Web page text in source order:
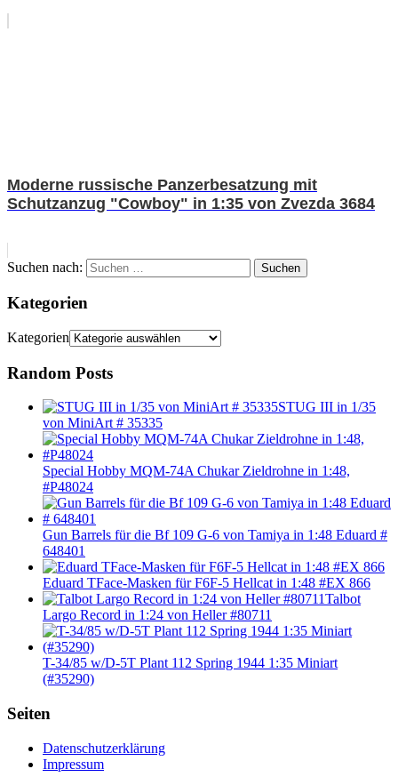
Moderne russische Panzerbesatzung mit
Schutzanzug "Cowboy" in 1:35 von Zvezda 3684
Suchen nach: Suchen
Kategorien
Kategorien
Random Posts
STUG III in 1/35
von MiniArt # 35335
Special Hobby MQM-74A Chukar Zieldrohne in 1:48,
#P48024
Gun Barrels für die Bf 109 G-6 von Tamiya in 1:48 Eduard #
648401
Eduard TFace-Masken für F6F-5 Hellcat in 1:48 #EX 866
Talbot
Largo Record in 1:24 von Heller #80711
T-34/85 w/D-5T Plant 112 Spring 1944 1:35 Miniart
(#35290)
Seiten
Datenschutzerklärung
Impressum